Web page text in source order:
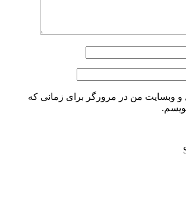
و وبسایت من در مرورگر برای زمانی که